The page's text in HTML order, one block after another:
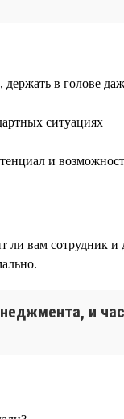
в голове
ситуациях
и
вам сотрудник
и